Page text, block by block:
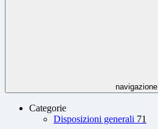
navigazione
Categorie
Disposizioni generali 71